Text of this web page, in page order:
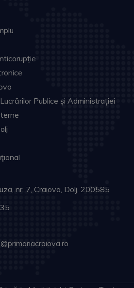
Publice și Administrației
nr. 7, Craiova, Dolj, 200585